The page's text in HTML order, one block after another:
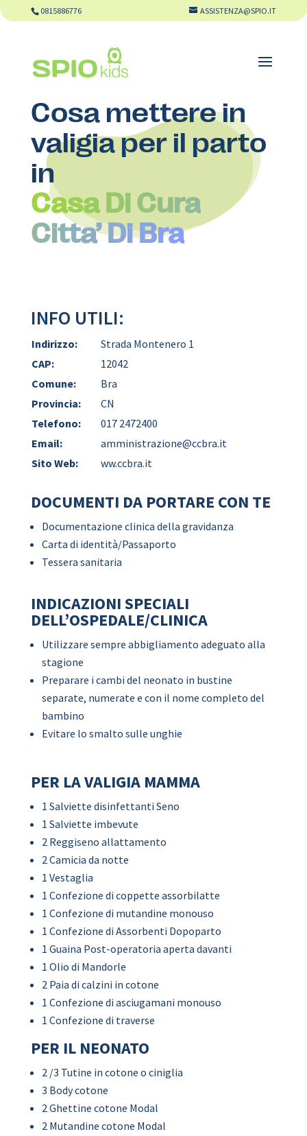
0815886776 ASSISTENZA@SPIO.IT
Cosa mettere in
valigia per il parto
in
Casa Di Cura
Citta’ Di Bra
INFO UTILI:
Indirizzo:
Strada Montenero 1
CAP:
12042
Comune:
Bra
Provincia:
CN
Telefono:
017 2472400
Email:
amministrazione@ccbra.it
Sito Web:
ww.ccbra.it
DOCUMENTI DA PORTARE CON TE
Documentazione clinica della gravidanza
Carta di identità/Passaporto
Tessera sanitaria
INDICAZIONI SPECIALI
DELL’OSPEDALE/CLINICA
Utilizzare sempre abbigliamento adeguato alla
stagione
Preparare i cambi del neonato in bustine
separate, numerate e con il nome completo del
bambino
Evitare lo smalto sulle unghie
PER LA VALIGIA MAMMA
1 Salviette disinfettanti Seno
1 Salviette imbevute
2 Reggiseno allattamento
2 Camicia da notte
1 Vestaglia
1 Confezione di coppette assorbilatte
1 Confezione di mutandine monouso
1 Confezione di Assorbenti Dopoparto
1 Guaina Post-operatoria aperta davanti
1 Olio di Mandorle
2 Paia di calzini in cotone
1 Confezione di asciugamani monouso
1 Confezione di traverse
PER IL NEONATO
2 /3 Tutine in cotone o ciniglia
3 Body cotone
2 Ghettine cotone Modal
2 Mutandine cotone Modal